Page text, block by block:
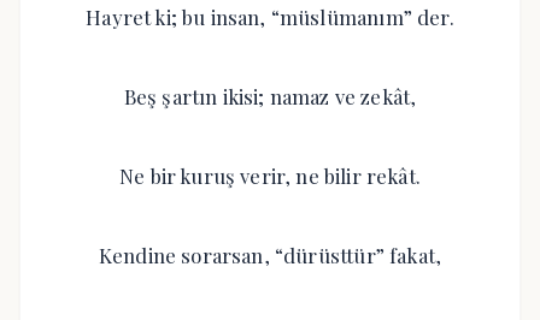
Hayret ki; bu insan, “müslümanım” der.
Beş şartın ikisi; namaz ve zekât,
Ne bir kuruş verir, ne bilir rekât.
Kendine sorarsan, “dürüsttür” fakat,